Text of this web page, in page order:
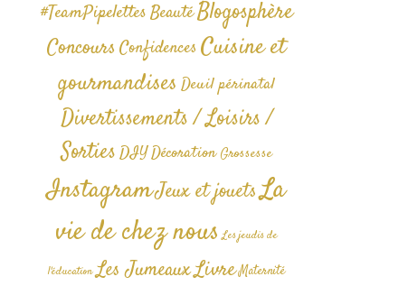
#TeamPipelettesBeautéBlogosphère
ConcoursConfidences Cuisine et
gourmandises Deuil périnatal
Divertissements / Loisirs /
SortiesDIYDécoration Grossesse
InstagramJeux et jouetsLa
vie de chez nous Les jeudis de
l'éducation Les JumeauxLivre Maternité